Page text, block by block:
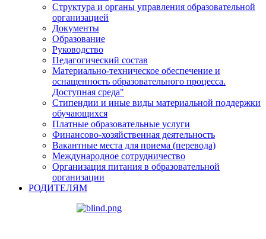
Структура и органы управления образовательной
организацией
Документы
Образование
Руководство
Педагогический состав
Материально-техническое обеспечение и
оснащенность образовательного процесса.
Доступная среда"
Стипендии и иные виды материальной поддержки
обучающихся
Платные образовательные услуги
Финансово-хозяйственная деятельность
Вакантные места для приема (перевода)
Международное сотрудничество
Организация питания в образовательной
организации
РОДИТЕЛЯМ